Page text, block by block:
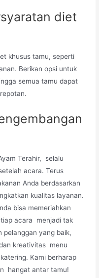
diet
khusus tamu, seperti
Berikan opsi untuk
semua tamu dapat
Terahir, selalu
acara. Terus
Anda berdasarkan
kualitas layanan.
bisa memeriahkan
acara menjadi tak
pelanggan yang baik,
kreativitas menu
Kami berharap
hangat antar tamu!